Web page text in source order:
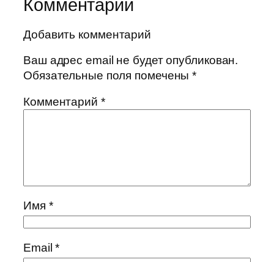
Комментарии
Добавить комментарий
Ваш адрес email не будет опубликован.
Обязательные поля помечены*
Комментарий *
Имя *
Email*